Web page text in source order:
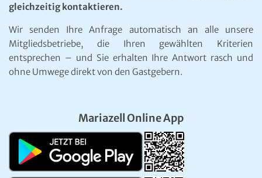
gleichzeitig kontaktieren.
Wir senden Ihre Anfrage automatisch an alle unsere
Mitgliedsbetriebe, die Ihren gewählten Kriterien
entsprechen – und Sie erhalten Ihre Antwort rasch und
ohne Umwege direkt von den Gastgebern.
Mariazell Online App